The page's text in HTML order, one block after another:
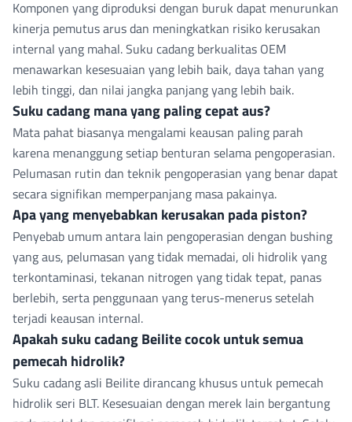
Komponen yang diproduksi dengan buruk dapat menurunkan
kinerja pemutus arus dan meningkatkan risiko kerusakan
internal yang mahal. Suku cadang berkualitas OEM
menawarkan kesesuaian yang lebih baik, daya tahan yang
lebih tinggi, dan nilai jangka panjang yang lebih baik.
Suku cadang mana yang paling cepat aus?
Mata pahat biasanya mengalami keausan paling parah
karena menanggung setiap benturan selama pengoperasian.
Pelumasan rutin dan teknik pengoperasian yang benar dapat
secara signifikan memperpanjang masa pakainya.
Apa yang menyebabkan kerusakan pada piston?
Penyebab umum antara lain pengoperasian dengan bushing
yang aus, pelumasan yang tidak memadai, oli hidrolik yang
terkontaminasi, tekanan nitrogen yang tidak tepat, panas
berlebih, serta penggunaan yang terus-menerus setelah
terjadi keausan internal.
Apakah suku cadang Beilite cocok untuk semua
pemecah hidrolik?
Suku cadang asli Beilite dirancang khusus untuk pemecah
hidrolik seri BLT. Kesesuaian dengan merek lain bergantung